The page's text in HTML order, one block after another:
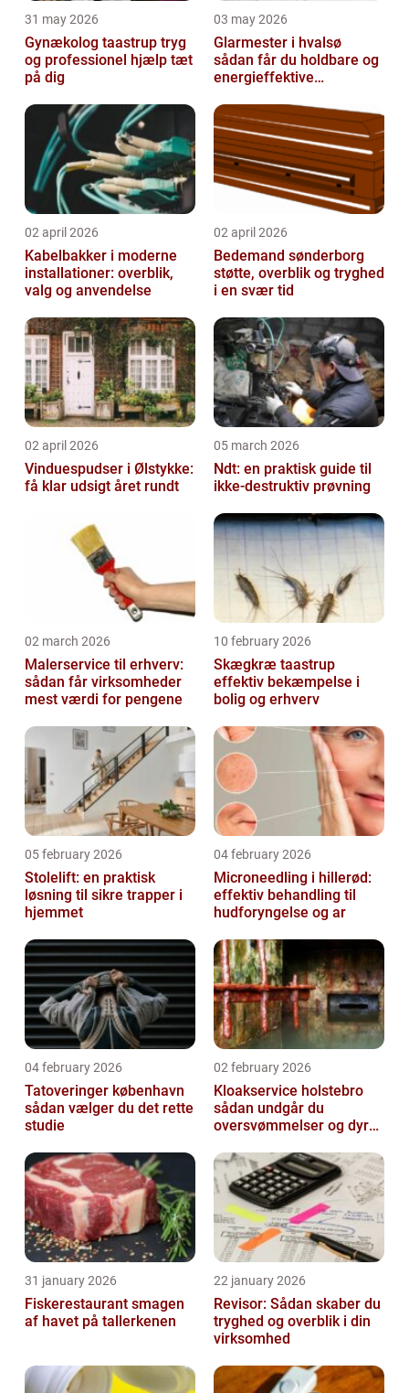
31 may 2026
Gynækolog taastrup tryg
og professionel hjælp tæt
på dig
03 may 2026
Glarmester i hvalsø
sådan får du holdbare og
energieffektive
02 april 2026
Kabelbakker i moderne
installationer: overblik,
valg og anvendelse
02 april 2026
Bedemand sønderborg
støtte, overblik og tryghed
i en svær tid
02 april 2026
Vinduespudser i Ølstykke:
få klar udsigt året rundt
05 march 2026
Ndt: en praktisk guide til
ikke-destruktiv prøvning
02 march 2026
Malerservice til erhverv:
sådan får virksomheder
mest værdi for pengene
10 february 2026
Skægkræ taastrup
effektiv bekæmpelse i
bolig og erhverv
05 february 2026
Stolelift: en praktisk
løsning til sikre trapper i
hjemmet
04 february 2026
Microneedling i hillerød:
effektiv behandling til
hudforyngelse og ar
04 february 2026
Tatoveringer københavn
sådan vælger du det rette
studie
02 february 2026
Kloakservice holstebro
sådan undgår du
oversvømmelser og dyre
31 january 2026
Fiskerestaurant smagen
af havet på tallerkenen
22 january 2026
Revisor: Sådan skaber du
tryghed og overblik i din
virksomhed